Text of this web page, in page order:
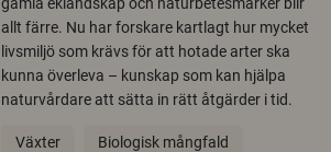
allt färre. Nu har forskare kartlagt hur mycket
livsmiljö som krävs för att hotade arter ska
kunna överleva – kunskap som kan hjälpa
naturvårdare att sätta in rätt åtgärder i tid.
Växter Biologisk mångfald